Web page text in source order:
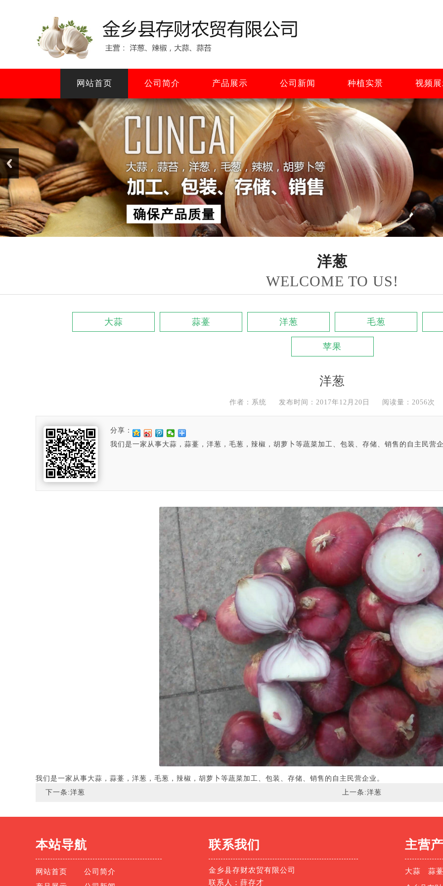
网站首页 公司简介 产品展示 公司新闻 种植实景 视频
洋葱
WELCOME TO US!
大蒜 蒜薹 洋葱 毛葱
苹果
洋葱
作者：系统 发布时间：2017年12月20日 阅读量：2056次
分享：
我们是一家从事大蒜，蒜薹，洋葱，毛葱，辣椒，胡萝卜等蔬菜加工、包装、存储、销售的自主民营
我们是一家从事大蒜，蒜薹，洋葱，毛葱，辣椒，胡萝卜等蔬菜加工、包装、存储、销售的自主民营企业。
下一条:洋葱 上一条:洋葱
本站导航
网站首页
公司简介
联系我们
金乡县存财农贸有限公司
联系人：薛存才
主营
大蒜 蒜